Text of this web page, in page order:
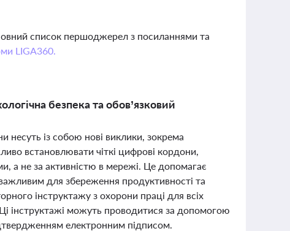
список першоджерел з посиланнями та
LIGA360.
безпека та обов’язковий
із собою нові виклики, зокрема
встановлювати чіткі цифрові кордони,
а не за активністю в мережі. Це допомагає
для збереження продуктивності та
інструктажу з охорони праці для всіх
інструктажі можуть проводитися за допомогою
електронним підписом.